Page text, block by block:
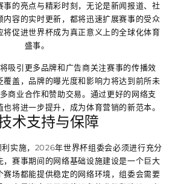
事的亮点与精彩时刻，无论是新闻报道、社
内容的实时更新，都将迅速扩展赛事的受众
将促进世界杯成为真正意义上的全球化体育
盛事。
吸引更多品牌和广告商关注赛事的传播效
覆盖，品牌的曝光度和影响力将达到前所未
商业合作和赞助交易。通过更好的网络支
将进一步提升，成为体育营销的新范本。
术支持与保障
实施，2026年世界杯组委会必须进行充分
，赛事期间的网络基础设施建设是一个巨大
赛场都能提供稳定的网络环境，组委会需要